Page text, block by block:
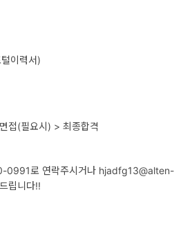
이력서)
접(필요시) > 최종합격
0991로 연락주시거나 hjadfg13@alten-
립니다!!